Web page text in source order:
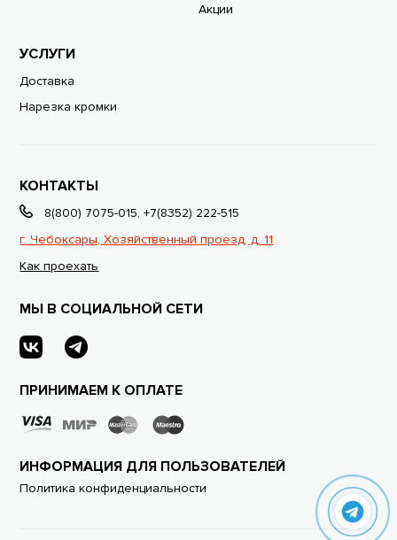
Акции
УСЛУГИ
Доставка
Нарезка кромки
КОНТАКТЫ
8(800) 7075-015,+7(8352) 222-515
г. Чебоксары, Хозяйственный проезд, д. 11
Как проехать
МЫ В СОЦИАЛЬНОЙ СЕТИ
ПРИНИМАЕМ К ОПЛАТЕ
ИНФОРМАЦИЯ ДЛЯ ПОЛЬЗОВАТЕЛЕЙ
Политика конфиденциальности